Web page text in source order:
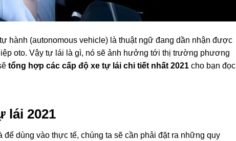
hành (autonomous vehicle) là thuật ngữ đang dần nhận được
oto. Vậy tự lái là gì, nó sẽ ảnh hưởng tới thị trường phương
tổng hợp các cấp độ xe tự lái chi tiết nhất 2021 cho bạn đọc
lái 2021
để dùng vào thực tế, chúng ta sẽ cần phải đặt ra những quy